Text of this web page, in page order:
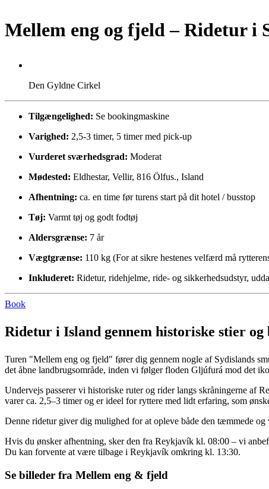
Mellem eng og fjeld – Ridetur i
Den Gyldne Cirkel
Tilgængelighed: Se bookingmaskine
Varighed: 2,5-3 timer, 5 timer med pick-up
Vurderet sværhedsgrad: Moderat
Mødested: Eldhestar, Vellir, 816 Ölfus., Island
Afhentning: ca. en time før turens start på dit hotel / busstop
Tøj: Varmt tøj og godt fodtøj
Aldersgrænse: 7 år
Vægtgrænse: 110 kg (For at sikre hestenes velfærd må
Inkluderet: Ridetur, ridehjelme, ride- og sikkerhedsudstyr,
Book
Ridetur i Island gennem historiske stier og
Turen "Mellem eng og fjeld" fører dig gennem nogle af Sydislands
det åbne landbrugsområde, inden vi følger floden Gljúfurá mod det
Undervejs passerer vi historiske ruter og rider langs skråningerne af
varer ca. 2,5–3 timer og er ideel for ryttere med lidt erfaring, som
Denne ridetur giver dig mulighed for at opleve både den tæmmede
Hvis du ønsker afhentning, sker den fra Reykjavík kl. 08:00 – vi
Du kan forvente at være tilbage i Reykjavík omkring kl. 13:30.
Se billeder fra Mellem eng & fjeld